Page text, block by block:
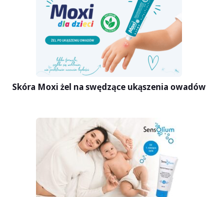
Skóra Moxi żel na swędzące ukąszenia owadów